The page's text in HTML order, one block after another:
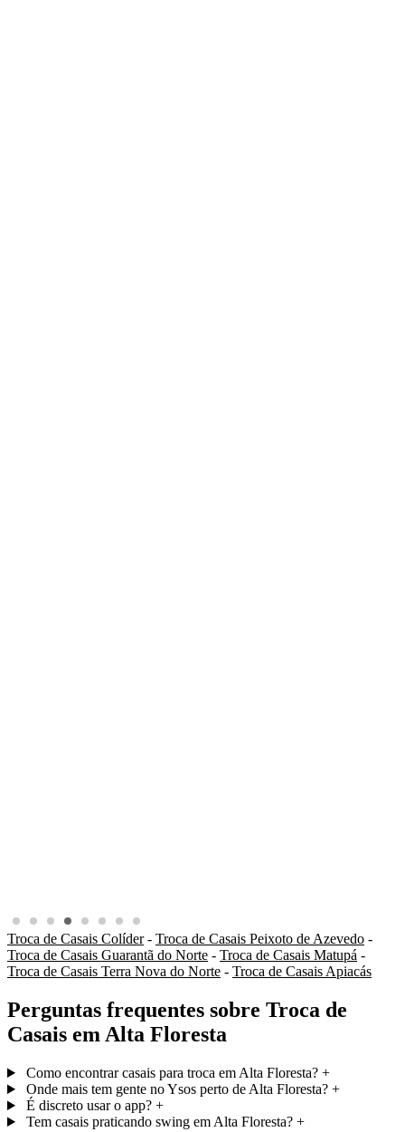
Troca de Casais Colíder- Troca de Casais Peixoto de Azevedo -
Troca de Casais Guarantã do Norte - Troca de Casais Matupá -
Troca de Casais Terra Nova do Norte - Troca de Casais Apiacás
Perguntas frequentes sobre Troca de
Casais em Alta Floresta
Como encontrar casais para troca em Alta Floresta? +
Onde mais tem gente no Ysos perto de Alta Floresta? +
É discreto usar o app? +
Tem casais praticando swing em Alta Floresta? +